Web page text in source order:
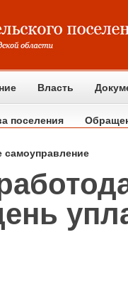
Власть
поселения
самоуправление